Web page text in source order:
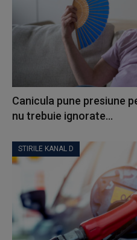
Canicula pune presiune
nu trebuie ignorate...
STIRILE KANAL D